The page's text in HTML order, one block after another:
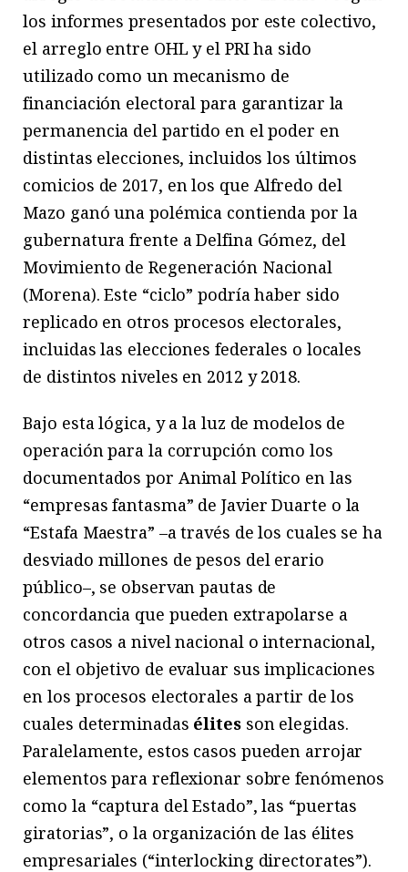
los informes presentados por este colectivo,
el arreglo entre OHL y el PRI ha sido
utilizado como un mecanismo de
financiación electoral para garantizar la
permanencia del partido en el poder en
distintas elecciones, incluidos los últimos
comicios de 2017, en los que Alfredo del
Mazo ganó una polémica contienda por la
gubernatura frente a Delfina Gómez, del
Movimiento de Regeneración Nacional
(Morena). Este “ciclo” podría haber sido
replicado en otros procesos electorales,
incluidas las elecciones federales o locales
de distintos niveles en 2012 y 2018.
Bajo esta lógica, y a la luz de modelos de
operación para la corrupción como los
documentados por Animal Político en las
“empresas fantasma” de Javier Duarte o la
“Estafa Maestra” –a través de los cuales se ha
desviado millones de pesos del erario
público–, se observan pautas de
concordancia que pueden extrapolarse a
otros casos a nivel nacional o internacional,
con el objetivo de evaluar sus implicaciones
en los procesos electorales a partir de los
cuales determinadas élitesson elegidas.
Paralelamente, estos casos pueden arrojar
elementos para reflexionar sobre fenómenos
como la “captura del Estado”, las “puertas
giratorias”, o la organización de las élites
empresariales (“interlocking directorates”).